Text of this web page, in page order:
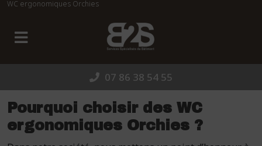
WC ergonomiques Orchies
07 86 38 54 55
Pourquoi choisir des WC
ergonomiques Orchies ?
Panneau de gestion des cookies